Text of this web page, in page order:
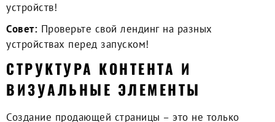
устройств!
Совет: Проверьте свой лендинг на разных
устройствах перед запуском!
СТРУКТУРА КОНТЕНТА И
ВИЗУАЛЬНЫЕ ЭЛЕМЕНТЫ
Создание продающей страницы – это не только